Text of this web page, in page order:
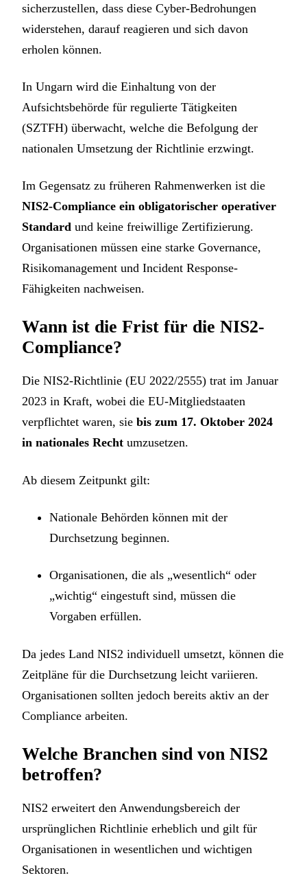
sicherzustellen, dass diese Cyber-Bedrohungen
widerstehen, darauf reagieren und sich davon
erholen können.
In Ungarn wird die Einhaltung von der
Aufsichtsbehörde für regulierte Tätigkeiten
(SZTFH) überwacht, welche die Befolgung der
nationalen Umsetzung der Richtlinie erzwingt.
Im Gegensatz zu früheren Rahmenwerken ist die
NIS2-Compliance ein obligatorischer operativer
Standard und keine freiwillige Zertifizierung.
Organisationen müssen eine starke Governance,
Risikomanagement und Incident Response-
Fähigkeiten nachweisen.
Wann ist die Frist für die NIS2-
Compliance?
Die NIS2-Richtlinie (EU 2022/2555) trat im Januar
2023 in Kraft, wobei die EU-Mitgliedstaaten
verpflichtet waren, sie bis zum 17. Oktober 2024
in nationales Recht umzusetzen.
Ab diesem Zeitpunkt gilt:
Nationale Behörden können mit der
Durchsetzung beginnen.
Organisationen, die als „wesentlich“ oder
„wichtig“ eingestuft sind, müssen die
Vorgaben erfüllen.
Da jedes Land NIS2 individuell umsetzt, können die
Zeitpläne für die Durchsetzung leicht variieren.
Organisationen sollten jedoch bereits aktiv an der
Compliance arbeiten.
Welche Branchen sind von NIS2
betroffen?
NIS2 erweitert den Anwendungsbereich der
ursprünglichen Richtlinie erheblich und gilt für
Organisationen in wesentlichen und wichtigen
Sektoren.